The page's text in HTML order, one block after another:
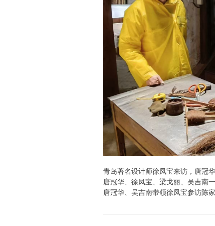
青岛著名设计师徐凤宝来访，唐冠
唐冠华、徐凤宝、梁戈丽、吴吉南
唐冠华、吴吉南带领徐凤宝参访陈